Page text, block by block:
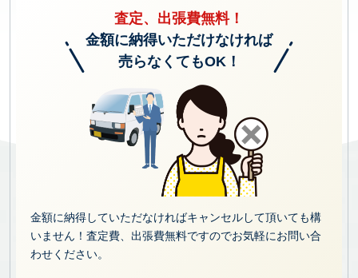
査定、出張費無料！
金額に納得いただけなければ
売らなくてもOK！
金額に納得していただなければキャンセルして頂いても構
いません！査定費、出張費無料ですのでお気軽にお問い合
わせください。